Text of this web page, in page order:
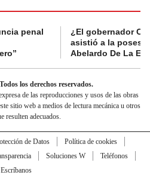
penal
¿El gobernador
asistió a la
Abelardo De La
los derechos reservados.
de las reproducciones y usos de las obras
sitio web a medios de lectura mecánica u otros
resulten adecuados.
de Datos
Política de cookies
Soluciones W
Teléfonos
Escríbanos